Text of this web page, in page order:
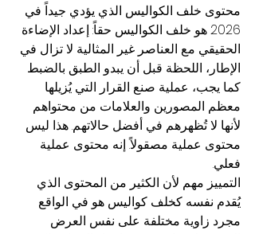
محتوى خلف الكواليس الذي يؤدي جيداً في
2026 هو خلف الكواليس حقاً: إعداد الإضاءة
الحقيقي مع العناصر غير المثالية لا تزال في
الإطار، اللحظة قبل أن يبدو الطبق بالضبط
كما يجب، عملية صنع القرار التي يُزيلها
معظم المصورين والعلامات من محتواهم
لأنها لا تُظهرهم في أفضل حالاتهم. هذا ليس
محتوى عملية مصقولاً. إنه محتوى عملية
فعلي.
التمييز مهم لأن الكثير من المحتوى الذي
يُقدم نفسه كخلف كواليس هو في الواقع
مجرد زاوية مختلفة على نفس العرض